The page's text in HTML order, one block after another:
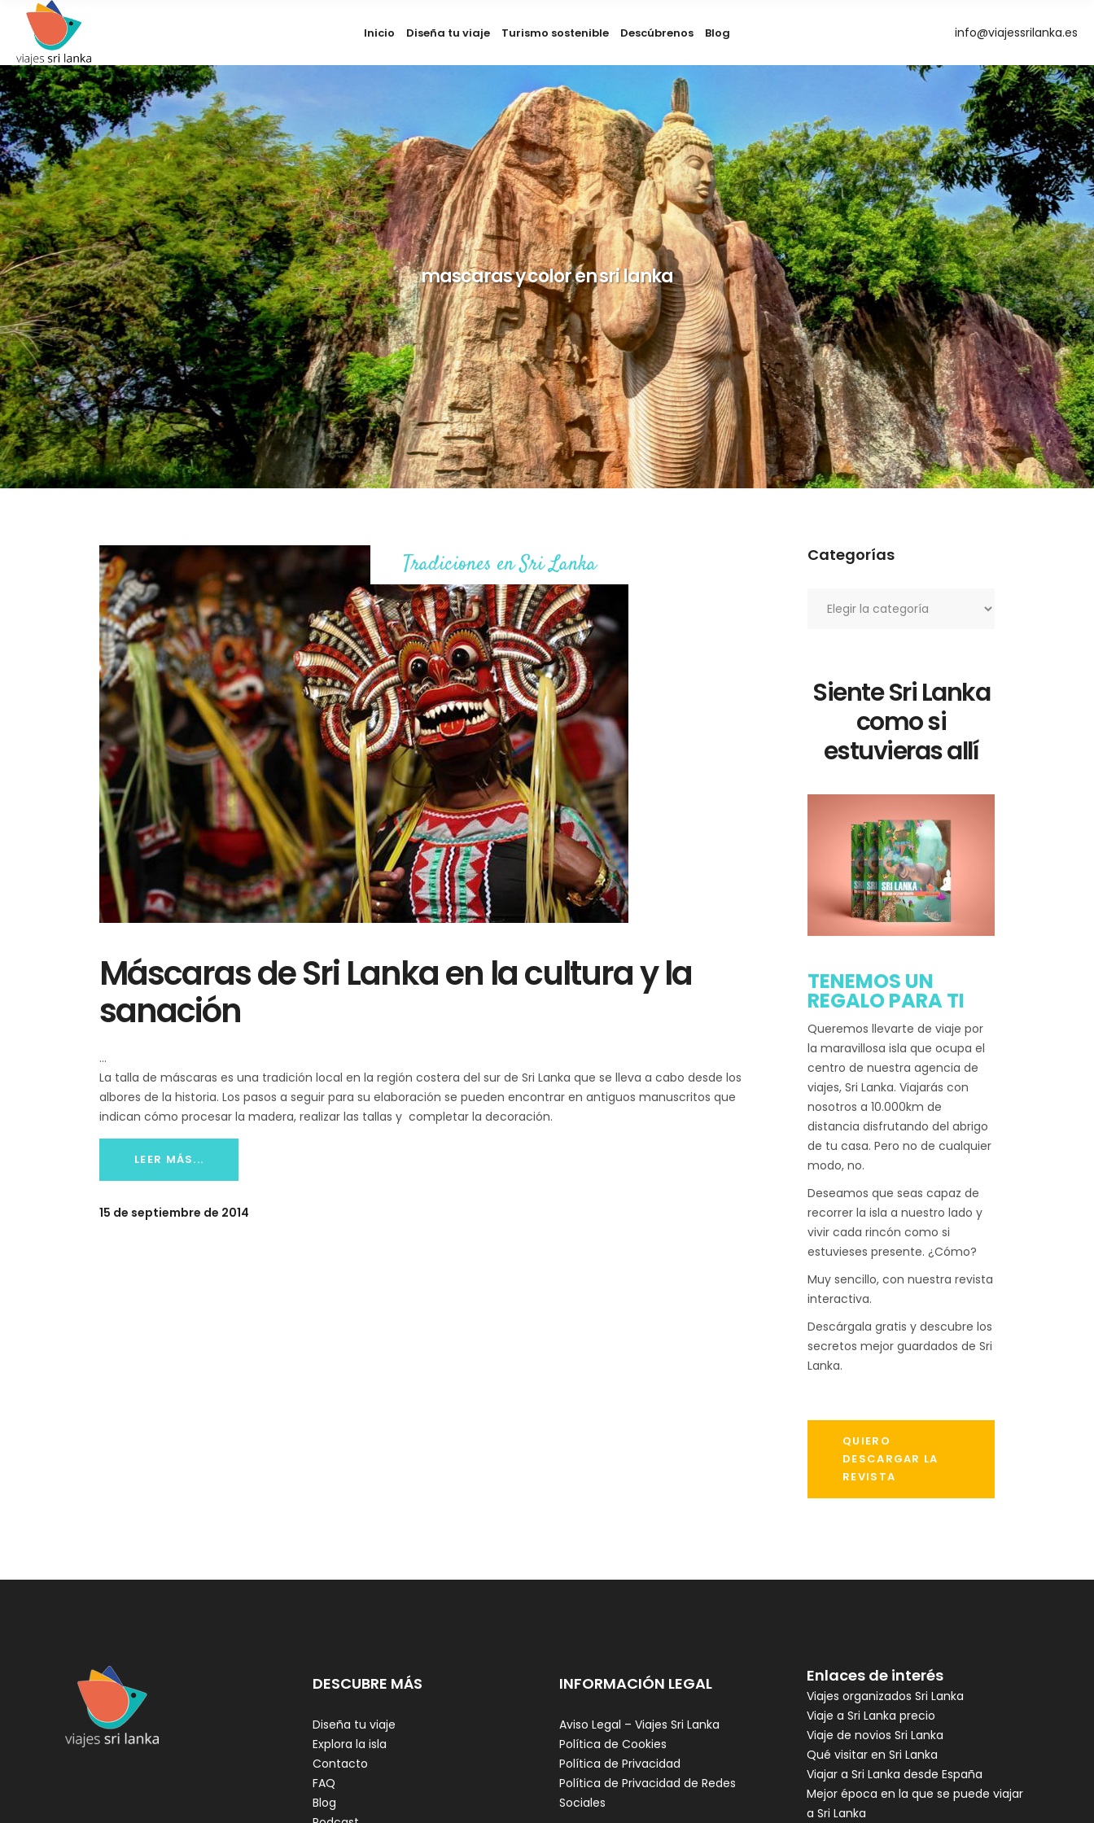
Inicio Diseña tu viaje Turismo sostenible Descúbrenos Blog info@viajessrilanka.es
mascaras y color en sri lanka
Tradiciones en Sri Lanka
Máscaras de Sri Lanka en la cultura y la
sanación
La talla de máscaras es una tradición local en la región costera del sur de Sri Lanka que se lleva a cabo desde los
albores de la historia. Los pasos a seguir para su elaboración se pueden encontrar en antiguos manuscritos que
indican cómo procesar la madera, realizar las tallas y completar la decoración.
LEER MÁS...
15 de septiembre de 2014
Categorías
Siente Sri Lanka
como si
estuvieras allí
TENEMOS UN
REGALO PARA TI
Queremos llevarte de viaje por
la maravillosa isla que ocupa el
centro de nuestra agencia de
viajes, Sri Lanka. Viajarás con
nosotros a 10.000km de
distancia disfrutando del abrigo
de tu casa. Pero no de cualquier
modo, no.
Deseamos que seas capaz de
recorrer la isla a nuestro lado y
vivir cada rincón como si
estuvieses presente. ¿Cómo?
Muy sencillo, con nuestra revista
interactiva.
Descárgala gratis y descubre los
secretos mejor guardados de Sri
Lanka.
QUIERO
DESCARGAR LA
REVISTA
DESCUBRE MÁS
Diseña tu viaje
Explora la isla
Contacto
FAQ
Blog
INFORMACIÓN LEGAL
Aviso Legal – Viajes Sri Lanka
Política de Cookies
Política de Privacidad
Política de Privacidad de Redes
Sociales
Enlaces de interés
Viajes organizados Sri Lanka
Viaje a Sri Lanka precio
Viaje de novios Sri Lanka
Qué visitar en Sri Lanka
Viajar a Sri Lanka desde España
Mejor época en la que se puede viajar
a Sri Lanka